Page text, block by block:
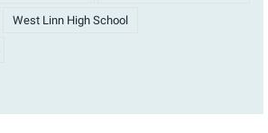
West Linn High School